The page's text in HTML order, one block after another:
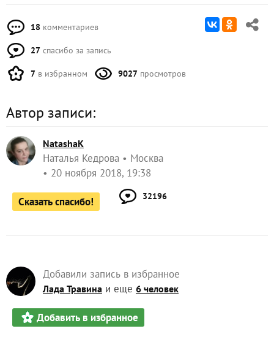
18 комментариев
27 спасибо за запись
7 в избранном 9027 просмотров
Автор записи:
NatashaK
Наталья Кедрова
Москва
20 ноября 2018, 19:38
Сказать спасибо! 32196
Добавили запись в избранное
Лада Травина и еще 6 человек
Добавить в избранное